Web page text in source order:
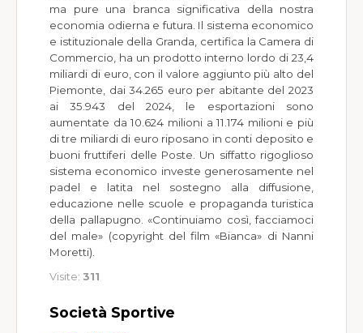
ma pure una branca significativa della nostra
economia odierna e futura. Il sistema economico
e istituzionale della Granda, certifica la Camera di
Commercio, ha un prodotto interno lordo di 23,4
miliardi di euro, con il valore aggiunto più alto del
Piemonte, dai 34.265 euro per abitante del 2023
ai 35.943 del 2024, le esportazioni sono
aumentate da 10.624 milioni a 11.174 milioni e più
di tre miliardi di euro riposano in conti deposito e
buoni fruttiferi delle Poste. Un siffatto rigoglioso
sistema economico investe generosamente nel
padel e latita nel sostegno alla diffusione,
educazione nelle scuole e propaganda turistica
della pallapugno. «Continuiamo così, facciamoci
del male» (copyright del film «Bianca» di Nanni
Moretti).
Visite: 311
Società Sportive